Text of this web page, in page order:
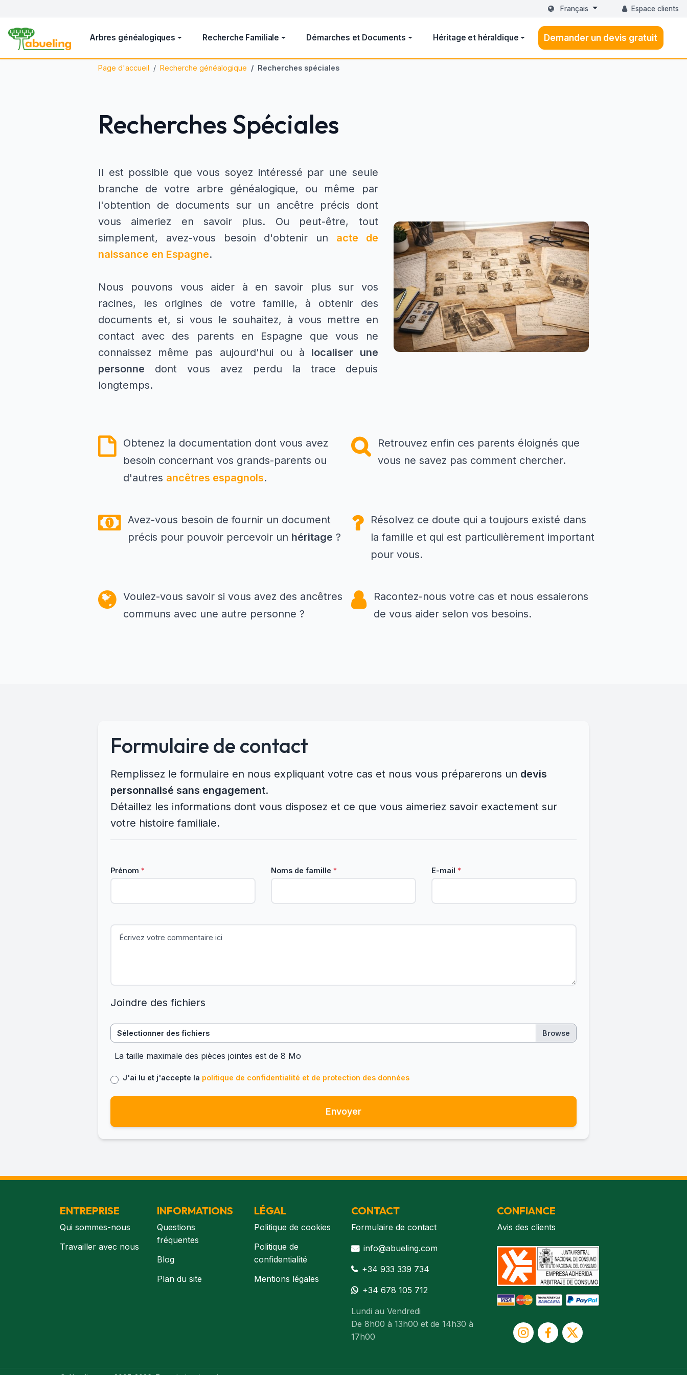
Français Espace clients
Arbres généalogiques Recherche Familiale Démarches et Documents Héritage et héraldique Demander un devis gratuit
Page d'accueil Recherche généalogique Recherches spéciales
Recherches Spéciales
Il est possible que vous soyez intéressé par une seule
branche de votre arbre généalogique, ou même par
l'obtention de documents sur un ancêtre précis dont
vous aimeriez en savoir plus. Ou peut-être, tout
simplement, avez-vous besoin d'obtenir un acte de
naissance en Espagne.
Nous pouvons vous aider à en savoir plus sur vos
racines, les origines de votre famille, à obtenir des
documents et, si vous le souhaitez, à vous mettre en
contact avec des parents en Espagne que vous ne
connaissez même pas aujourd'hui ou à localiser une
personne dont vous avez perdu la trace depuis
longtemps.
Obtenez la documentation dont vous avez
besoin concernant vos grands-parents ou
d'autres ancêtres espagnols.
Retrouvez enfin ces parents éloignés que
vous ne savez pas comment chercher.
Avez-vous besoin de fournir un document
précis pour pouvoir percevoir un héritage ?
Résolvez ce doute qui a toujours existé dans
la famille et qui est particulièrement important
pour vous.
Voulez-vous savoir si vous avez des ancêtres
communs avec une autre personne ?
Racontez-nous votre cas et nous essaierons
de vous aider selon vos besoins.
Formulaire de contact
Remplissez le formulaire en nous expliquant votre cas et nous vous préparerons un devis
personnalisé sans engagement.
Détaillez les informations dont vous disposez et ce que vous aimeriez savoir exactement sur
votre histoire familiale.
Prénom * Noms de famille * E-mail *
Joindre des fichiers
Sélectionner des fichiers
La taille maximale des pièces jointes est de 8 Mo
J'ai lu et j'accepte la politique de confidentialité et de protection des données
Envoyer
ENTREPRISE
Qui sommes-nous
Travailler avec nous
INFORMATIONS
Questions
fréquentes
Blog
Plan du site
LÉGAL
Politique de cookies
Politique de
confidentialité
Mentions légales
CONTACT
Formulaire de contact
info@abueling.com
+34 933 339 734
+34 678 105 712
Lundi au Vendredi
De 8h00 à 13h00 et de 14h30 à
17h00
CONFIANCE
Avis des clients